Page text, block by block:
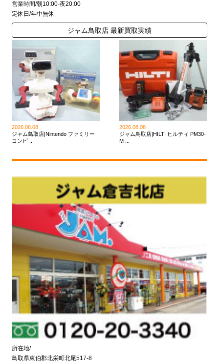
営業時間/朝10:00-夜20:00
定休日/年中無休
ジャム鳥取店 最新買取実績
2026.08.08
ジャム鳥取店|Nintendo ファミリー
コンピ ...
2026.08.08
ジャム鳥取店|HILTI ヒルティ PM30-
M ...
所在地/
鳥取県東伯郡北栄町北尾517-8